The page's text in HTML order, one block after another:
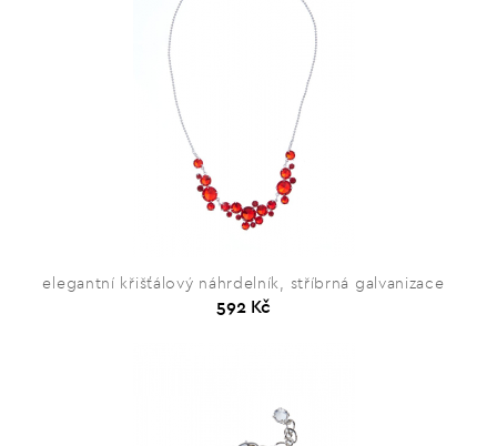
elegantní křišťálový náhrdelník, stříbrná galvanizace
592 Kč